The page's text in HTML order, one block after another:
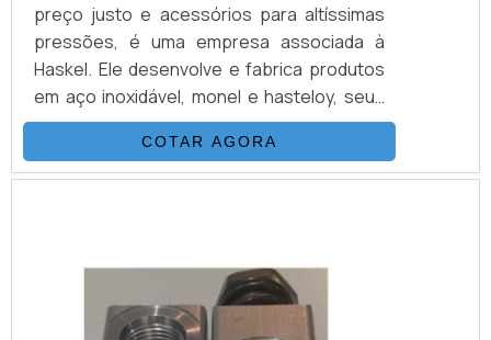
preço justo e acessórios para altíssimas
pressões, é uma empresa associada à
Haskel. Ele desenvolve e fabrica produtos
em aço inoxidável, monel e hasteloy, seus
principais ítens são Válvulas Esfera, Agulha,
Retenção, Tubos Conexões e Niple.
Também fornece equipamentos para sub-
hidráulicos, equipamentos e sistemas para
COTAR AGORA